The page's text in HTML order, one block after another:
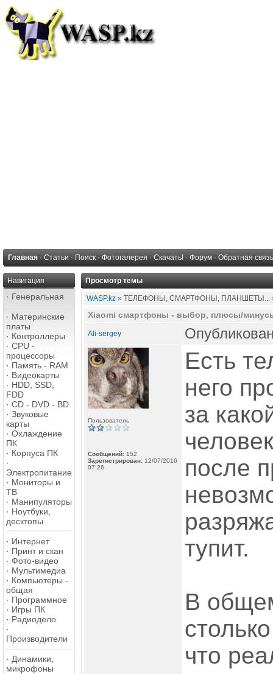
Главная · Статьи · Поиск · Фотогалерея · Скачать! · Форум · Обратная связь
Навигация
· Генеральная
· Материнские
платы
· Контроллеры
· CPU -
процессоры
· Память - RAM
· Видеокарты
· HDD, SSD,
FDD
· CD - DVD - BD
· Звуковые
карты
· Охлаждение
ПК
· Корпуса ПК
·
Электропитание
· Мониторы и
ТВ
· Манипуляторы
· Ноутбуки,
десктопы
· Интернет
· Принт и скан
· Фото-видео
· Мультимедиа
· Компьютеры -
общая
· Программное
· Игры ПК
· Радиодело
·
Производители
· Динамики,
микрофоны
Просмотр темы
WASP.kz » ТЕЛЕФОНЫ, СМАРТФОНЫ, ПЛАНШЕТЫ...
Xiaomi смартфоны - выбор, плюсы/
Ali-sergey
Пользователь
Сообщений: 152
Зарегистрирован: 12/07/2016
07:26
Есть
него
за
после
тупит.
В
что